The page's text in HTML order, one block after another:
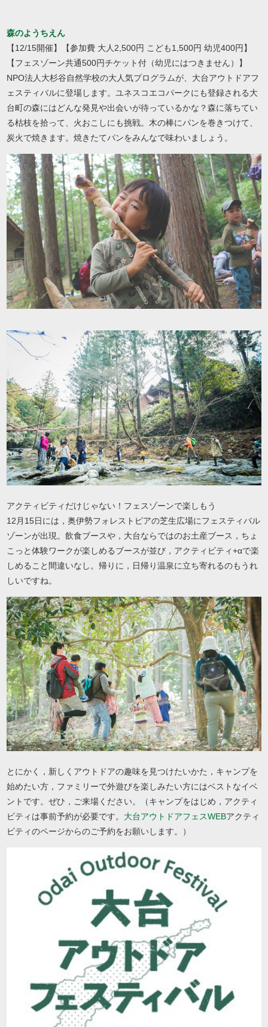
森のようちえん
【12/15開催】【参加費 大人2,500円 こども1,500円 幼児400円】
【フェスゾーン共通500円チケット付（幼児にはつきません）】
NPO法人大杉谷自然学校の大人気プログラムが、大台アウトドアフ
ェスティバルに登場します。ユネスコエコパークにも登録される大
台町の森にはどんな発見や出会いが待っているかな？森に落ちてい
る枯枝を拾って、火おこしにも挑戦。木の棒にパンを巻きつけて、
炭火で焼きます。焼きたてパンをみんなで味わいましょう。
アクティビティだけじゃない！フェスゾーンで楽しもう
12月15日には，奥伊勢フォレストピアの芝生広場にフェスティバル
ゾーンが出現。飲食ブースや，大台ならではのお土産ブース，ちょ
こっと体験ワークが楽しめるブースが並び，アクティビティ+αで楽
しめること間違いなし。帰りに，日帰り温泉に立ち寄れるのもうれ
しいですね。
とにかく，新しくアウトドアの趣味を見つけたいかた，キャンプを
始めたい方，ファミリーで外遊びを楽しみたい方にはベストなイベ
ントです。ぜひ，ご来場ください。（キャンプをはじめ，アクティ
ビティは事前予約が必要です。 大台アウトドアフェスWEBアクティ
ビティのページからのご予約をお願いします。）